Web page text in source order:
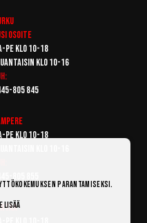
osoite
pe klo 10-18
klo 10-16
805 845
pe klo 10-18
parantamiseksi.
lisää